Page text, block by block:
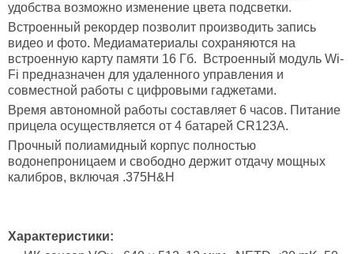
удобства возможно изменение цвета подсветки.
Встроенный рекордер позволит производить запись
видео и фото. Медиаматериалы сохраняются на
встроенную карту памяти 16 Гб. Встроенный модуль Wi-
Fi предназначен для удаленного управления и
совместной работы с цифровыми гаджетами.
Время автономной работы составляет 6 часов. Питание
прицела осуществляется от 4 батарей CR123A.
Прочный полиамидный корпус полностью
водонепроницаем и свободно держит отдачу мощных
калибров, включая .375H&H
Характеристики: